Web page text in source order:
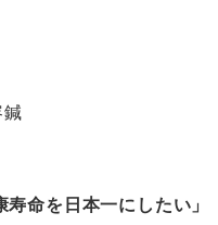
鍼
寿命を日本一にしたい」